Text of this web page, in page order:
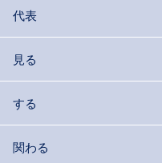
代表
見る
する
関わる